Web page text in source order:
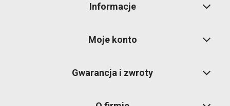
Informacje
Moje konto
Gwarancja i zwroty